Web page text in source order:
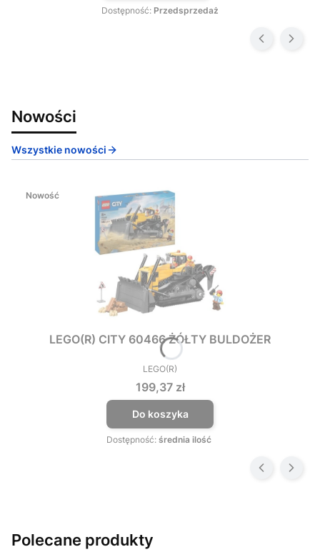
Dostępność: Przedsprzedaż
Nowości
Wszystkie nowości
Nowość
LEGO(R) CITY 60466 ŻÓŁTY BULDOŻER
PRODUCENT
LEGO(R)
Cena
199,37 zł
Do koszyka
Dostępność: średnia ilość
Polecane produkty